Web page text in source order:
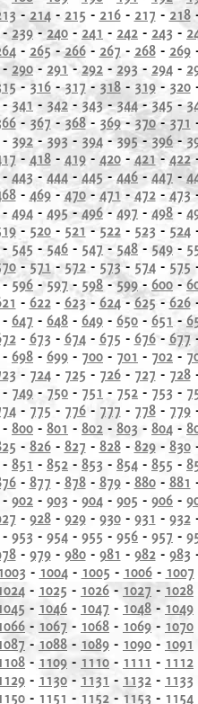
-214- 215 - 216- 217 - 218
-239- 240 - 241 - 242 - 243 -
- 265-266- 267 - 268- 269
- 290 - 291-292 - 293 - 294 -
- 316-317 - 318- 319- 320
- 341 - 342 - 343 -344- 345 -
- 367 - 368- 369- 370- 371
- 392 - 393 - 394 - 395- 396-
- 418- 419- 420- 421 -422
- 443 - 444 - 445 -446 - 447 -
- 469- 470- 471 - 472-473
- 494 - 495-496 - 497 - 498 -
- 520- 521 - 522- 523 - 524
545 - 546 - 547 - 548 - 549 -
-571 -572- 573 - 574- 575
-596 -597 - 598 -599 - 600 -
- 622- 623- 624-625- 626
- 647 - 648 - 649 - 650 - 651 -
- 673 - 674- 675 - 676- 677
- 698 - 699 - 700 - 701 - 702 -
- 724- 725 - 726- 727 - 728
- 749 - 750 - 751 - 752 - 753 -
- 775 - 776- 777 - 778- 779
- 800 - 801 - 802 - 803 - 804 -
- 826- 827 - 828- 829- 830
- 851 - 852 - 853 - 854 - 855 -
- 877 - 878- 879- 880- 881
- 902 - 903 - 904 - 905 - 906 -
- 928- 929- 930- 931 - 932
- 953 - 954 - 955 - 956 - 957 -
- 979- 980- 981 - 982- 983
- 1004- 1005 - 1006- 1007
- 1025 - 1026 - 1027 - 1028
- 1046 - 1047 - 1048 - 1049
- 1067 - 1068 - 1069 - 1070
- 1088 - 1089 - 1090 - 1091
- 1109 - 1110 - 1111 - 1112
- 1130 - 1131 - 1132 - 1133
- 1151 - 1152 - 1153 - 1154